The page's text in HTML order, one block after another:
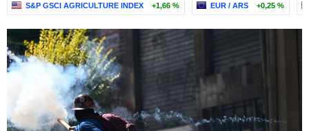
S&P GSCI AGRICULTURE INDEX +1,66 % EUR / ARS +0,25 %